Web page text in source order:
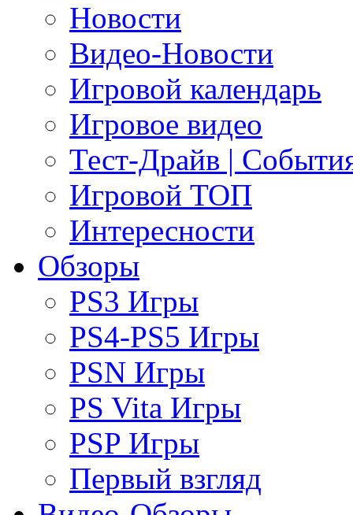
Новости
Видео-Новости
Игровой календарь
Игровое видео
Тест-Драйв |
Игровой ТОП
Интересности
Обзоры
PS3 Игры
PS4-PS5 Игры
PSN Игры
PS Vita Игры
PSP Игры
Первый взгляд